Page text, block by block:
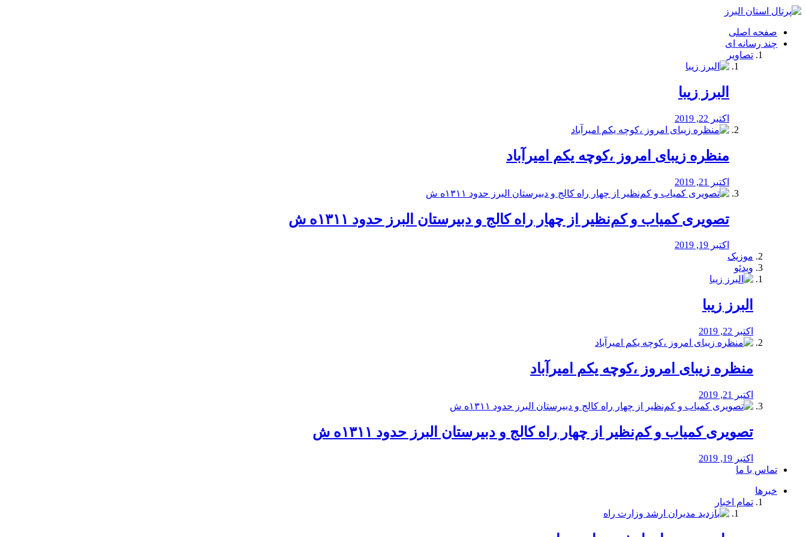
فصد
شرق
تهران
خشکشویی
صفحه اصلی
چند رسانه ای
تصاویر
البرز زیبا
اکتبر 22, 2019
منظره‌‌ زیبای امروز ،کوچه یکم امیرآباد
اکتبر 21, 2019
️تصویری کمیاب و کم‌نظیر از چهار راه كالج و دبيرستان البرز حدود ۱۳۱۱ه ش
اکتبر 19, 2019
موزیک
ویدئو
البرز زیبا
اکتبر 22, 2019
منظره‌‌ زیبای امروز ،کوچه یکم امیرآباد
اکتبر 21, 2019
️تصویری کمیاب و کم‌نظیر از چهار راه كالج و دبيرستان البرز حدود ۱۳۱۱ه ش
اکتبر 19, 2019
تماس با ما
خبرها
تمام اخبار